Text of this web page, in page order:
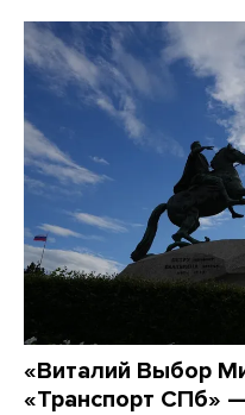
«Виталий Выбор
«Транспорт СПб»